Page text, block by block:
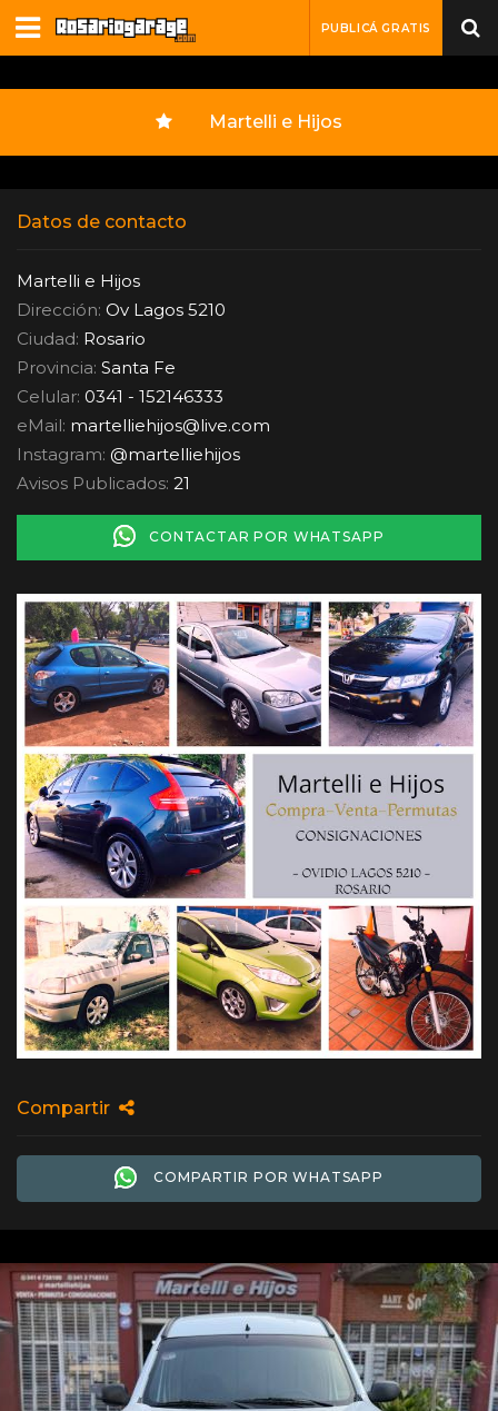
PUBLICÁ GRATIS
Martelli e Hijos
Datos de contacto
Martelli e Hijos
Dirección: Ov Lagos 5210
Ciudad: Rosario
Provincia: Santa Fe
Celular: 0341 - 152146333
eMail: martelliehijos@live.com
Instagram: @martelliehijos
Avisos Publicados: 21
CONTACTAR POR WHATSAPP
Compartir
COMPARTIR POR WHATSAPP